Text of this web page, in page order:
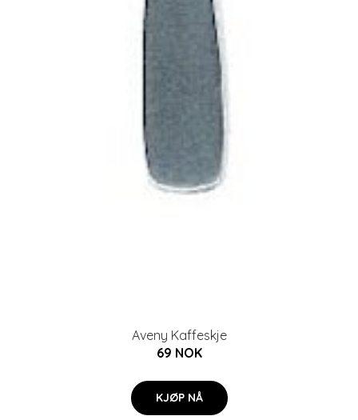
Aveny Kaffeskje
69 NOK
KJØP NÅ